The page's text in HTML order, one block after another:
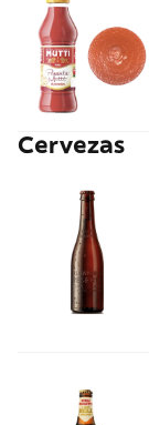
Cervezas